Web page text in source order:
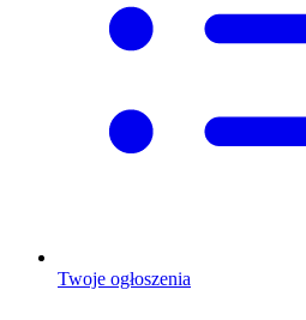
Twoje ogłoszenia